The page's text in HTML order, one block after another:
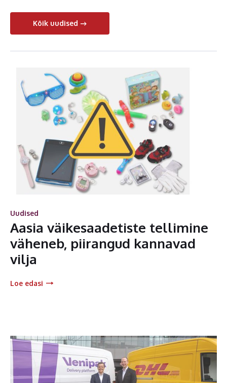
Kõik uudised
Uudised
Aasia väikesaadetiste tellimine
väheneb, piirangud kannavad
vilja
Loe edasi